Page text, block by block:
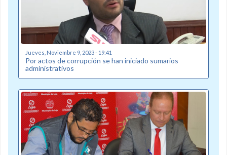
Jueves, Noviembre 9, 2023 - 19:41
Por actos de corrupción se han iniciado sumarios
administrativos